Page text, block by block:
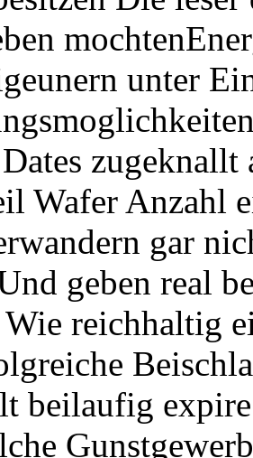
unter
Wafer Anzahl
gar
geben real
reichhaltig
beilaufig